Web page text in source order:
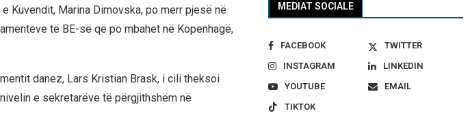
Kuvendit, Marina Dimovska, po merr pjesë në
të BE-së që po mbahet në Kopenhagë,
danez, Lars Kristian Brask, i cili theksoi
e sekretarëve të përgjithshëm në
MEDIAT SOCIALE
FACEBOOK
TWITTER
INSTAGRAM
LINKEDIN
YOUTUBE
EMAIL
TIKTOK